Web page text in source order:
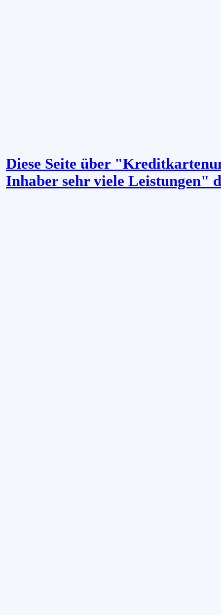
Diese Seite über
Inhaber sehr viele Leistungen"